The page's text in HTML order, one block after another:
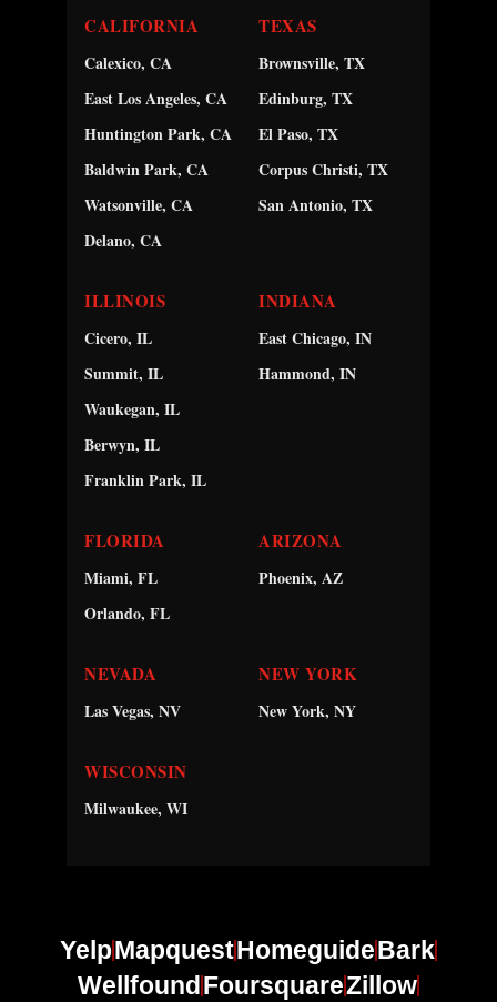
CALIFORNIA
Calexico, CA
East Los Angeles, CA
Huntington Park, CA
Baldwin Park, CA
Watsonville, CA
Delano, CA
TEXAS
Brownsville, TX
Edinburg, TX
El Paso, TX
Corpus Christi, TX
San Antonio, TX
ILLINOIS
Cicero, IL
Summit, IL
Waukegan, IL
Berwyn, IL
Franklin Park, IL
INDIANA
East Chicago, IN
Hammond, IN
FLORIDA
Miami, FL
Orlando, FL
ARIZONA
Phoenix, AZ
NEVADA
Las Vegas, NV
NEW YORK
New York, NY
WISCONSIN
Milwaukee, WI
YelpMapquestHomeguideBark
Wellfound FoursquareZillow